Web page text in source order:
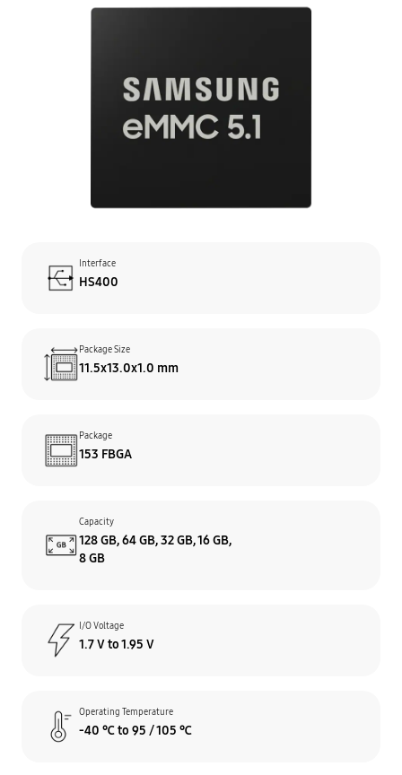
Interface
HS400
Package Size
11.5x13.0x1.0 mm
Package
153 FBGA
Capacity
128 GB, 64 GB, 32 GB, 16 GB,
8 GB
I/O Voltage
1.7 V to 1.95 V
Operating Temperature
-40 ℃ to 95 / 105 ℃